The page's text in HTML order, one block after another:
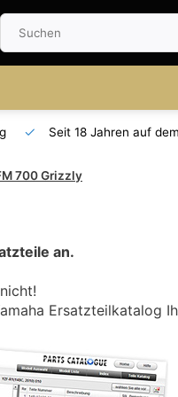
Seit 18 Jahren auf
700 Grizzly
an.
Ersatzteilkatalog